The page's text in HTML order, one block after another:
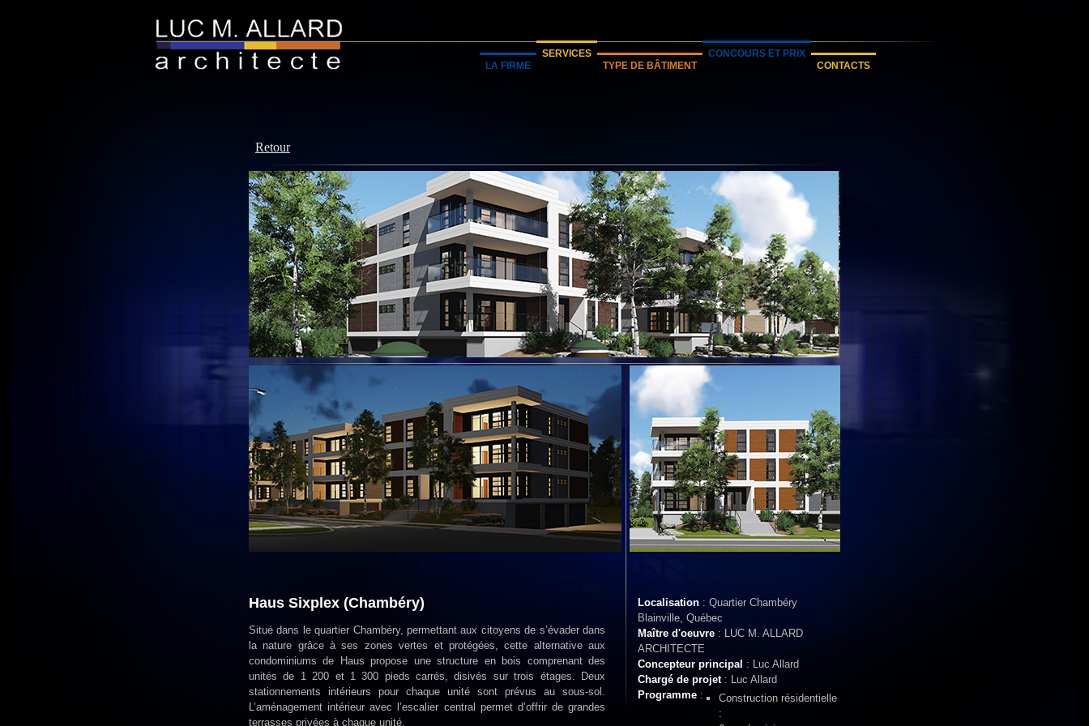
LA FIRME
SERVICES
TYPE DE BÂTIMENT
CONCOURS ET PRIX
CONTACTS
Retour
Haus Sixplex (Chambéry)
Situé dans le quartier Chambéry, permettant aux citoyens de s’évader dans
la nature grâce à ses zones vertes et protégées, cette alternative aux
condominiums de Haus propose une structure en bois comprenant des
unités de 1 200 et 1 300 pieds carrés, disivés sur trois étages. Deux
stationnements intérieurs pour chaque unité sont prévus au sous-sol.
L’aménagement intérieur avec l’escalier central permet d’offrir de grandes
terrasses privées à chaque unité.
Localisation : Quartier Chambéry
Blainville, Québec
Maître d'oeuvre : LUC M. ALLARD
ARCHITECTE
Concepteur principal : Luc Allard
Chargé de projet: Luc Allard
Programme :
Construction résidentielle
: